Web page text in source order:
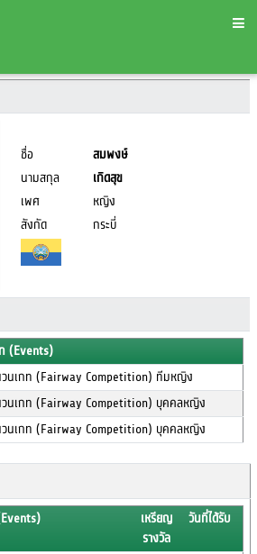
ชื่อ
สมพงษ์
นามสกุล
เกิดสุข
เพศ
หญิง
สังกัด
กระบี่
(Events)
วนเกท (Fairway Competition) ทีมหญิง
วนเกท (Fairway Competition) บุคคลหญิง
วนเกท (Fairway Competition) บุคคลหญิง
เหรียญ
รางวัล
วันที่ได้รับ